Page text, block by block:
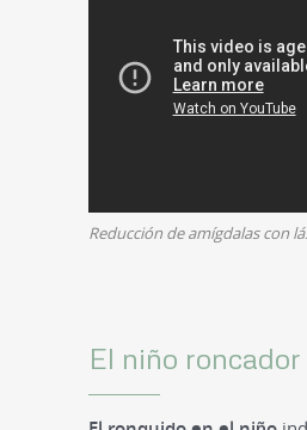
Reducción de amígdalas con
El niño roncador